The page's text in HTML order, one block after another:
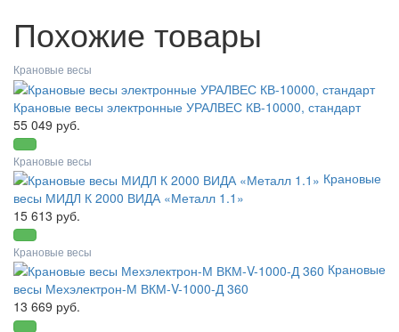
Похожие товары
Крановые весы
Крановые весы электронные УРАЛВЕС КВ-10000, стандарт
55 049 руб.
Крановые весы
Крановые
весы МИДЛ К 2000 ВИДА «Металл 1.1»
15 613 руб.
Крановые весы
Крановые
весы Мехэлектрон-М ВКМ-V-1000-Д 360
13 669 руб.